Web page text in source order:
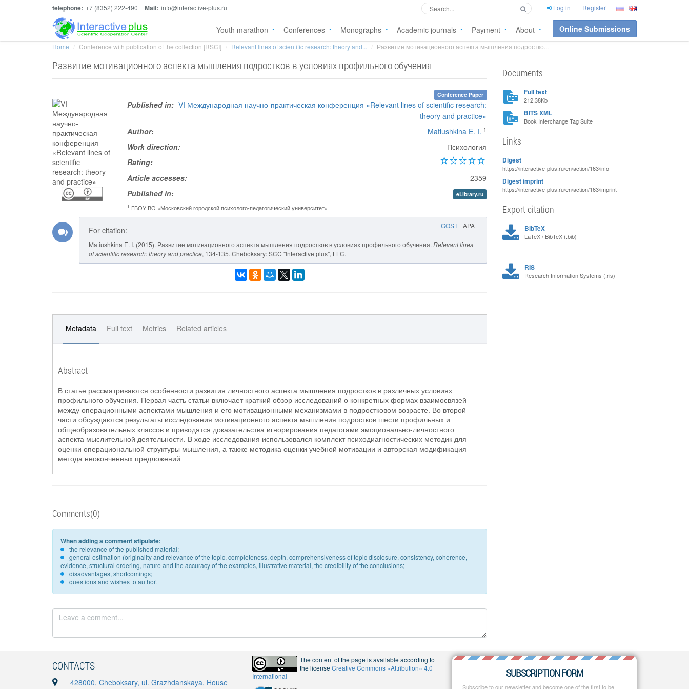
telephone: +7 (8352) 222-490 Mail: info@interactive-plus.ru Log in Register
Youth marathon Conferences Monographs Academic journals Payment About Online Submissions
Home Conference with publication of the collection [RSCI] Relevant lines of scientific research: theory and... Развитие мотивационного аспекта мышления подростко...
Развитие мотивационного аспекта мышления подростков в условиях профильного обучения
Conference Paper
Published in: VI Международная научно-практическая конференция «Relevant lines of scientific research:
theory and practice»
Author:
Matiushkina E. I. 1
Work direction:
Психология
Rating:
Article accesses:
2359
Published in:
eLibrary.ru
1 ГБОУ ВО «Московский городской психолого-педагогический университет»
GOST APA
For citation:
Matiushkina E. I. (2015). Развитие мотивационного аспекта мышления подростков в условиях профильного обучения. Relevant lines
of scientific research: theory and practice, 134-135. Cheboksary: SCC "Interactive plus", LLC.
Metadata Full text Metrics Related articles
Abstract
В статье рассматриваются особенности развития личностного аспекта мышления подростков в различных условиях
профильного обучения. Первая часть статьи включает краткий обзор исследований о конкретных формах взаимосвязей
между операционными аспектами мышления и его мотивационными механизмами в подростковом возрасте. Во второй
части обсуждаются результаты исследования мотивационного аспекта мышления подростков шести профильных и
общеобразовательных классов и приводятся доказательства игнорирования педагогами эмоционально-личностного
аспекта мыслительной деятельности. В ходе исследования использовался комплект психодиагностических методик для
оценки операциональной структуры мышления, а также методика оценки учебной мотивации и авторская модификация
метода неоконченных предложений
Comments(0)
When adding a comment stipulate:
the relevance of the published material;
general estimation (originality and relevance of the topic, completeness, depth, comprehensiveness of topic disclosure, consistency, coherence,
evidence, structural ordering, nature and the accuracy of the examples, illustrative material, the credibility of the conclusions;
disadvantages, shortcomings;
questions and wishes to author.
Documents
Full text
212.38Kb
BITS XML
Book Interchange Tag Suite
Links
Digest
https://interactive-plus.ru/en/action/163/info
Digest imprint
https://interactive-plus.ru/en/action/163/imprint
Export citation
BibTeX
LaTeX / BibTeX (.bib)
RIS
Research Information Systems (.ris)
CONTACTS
428000, Cheboksary, ul. Grazhdanskaya, House
The content of the page is available according to
the licenseCreative Commons «Attribution» 4.0
International
SUBSCRIPTION FORM
Subscribe to our newsletter and become one of the first to be